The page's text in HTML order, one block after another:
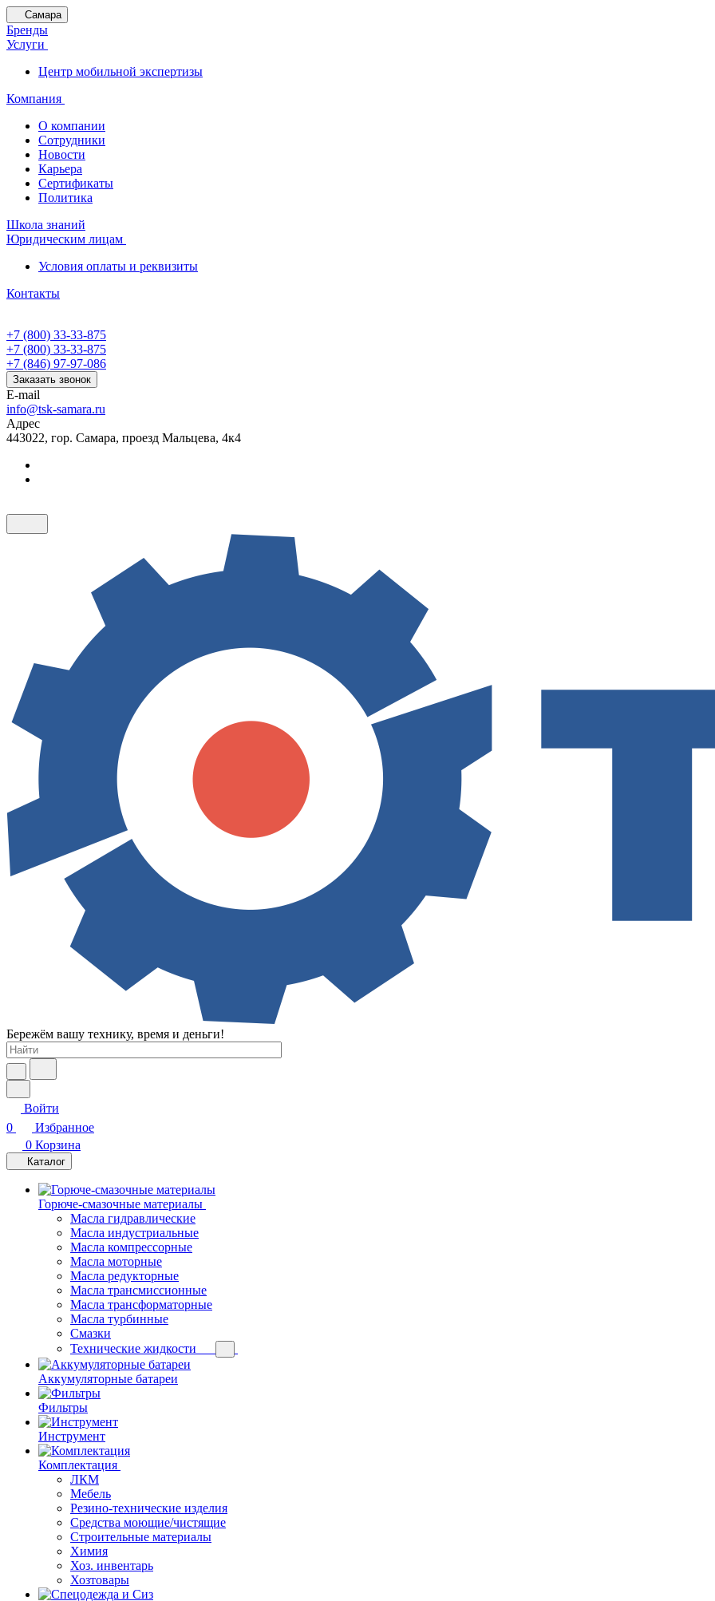
Самара
Бренды
Услуги
Центр мобильной экспертизы
Компания
О компании
Сотрудники
Новости
Карьера
Сертификаты
Политика
Школа знаний
Юридическим лицам
Условия оплаты и реквизиты
Контакты
+7 (800) 33-33-875
+7 (800) 33-33-875
+7 (846) 97-97-086
Заказать звонок
E-mail
info@tsk-samara.ru
Адрес
443022, гор. Самара, проезд Мальцева, 4к4
Бережём вашу технику, время и деньги!
Войти
0
Избранное
0 Корзина
Каталог
Горюче-смазочные материалы
Масла гидравлические
Масла индустриальные
Масла компрессорные
Масла моторные
Масла редукторные
Масла трансмиссионные
Масла трансформаторные
Масла турбинные
Смазки
Технические жидкости
Аккумуляторные батареи
Фильтры
Инструмент
Комплектация
ЛКМ
Мебель
Резино-технические изделия
Средства моющие/чистящие
Строительные материалы
Химия
Хоз. инвентарь
Хозтовары